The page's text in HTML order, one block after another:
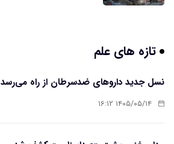
تازه های علم
نسل جدید داروهای ضدسرطان از راه می‌رسد
۱۴۰۵/۰۵/۱۴ ۱۶:۱۲